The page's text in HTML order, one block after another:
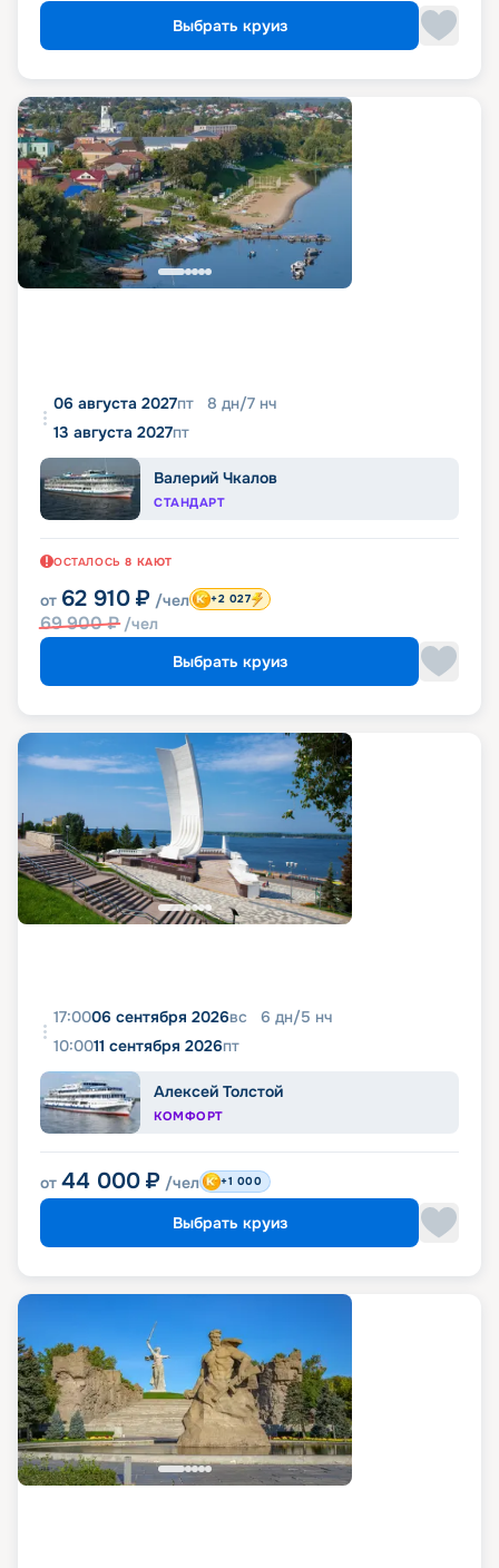
Выбрать круиз
06 августа 2027пт 8 дн/7 нч
13 августа 2027пт
Валерий Чкалов
СТАНДАРТ
ОСТАЛОСЬ 8 КАЮТ
от 62 910 ₽ /чел
69 900₽ /чел
+2 027
Выбрать круиз
17:0006 сентября 2026вс 6 дн/5 нч
10:0011 сентября 2026пт
Алексей Толстой
КОМФОРТ
от 44 000 ₽ /чел +1 000
Выбрать круиз